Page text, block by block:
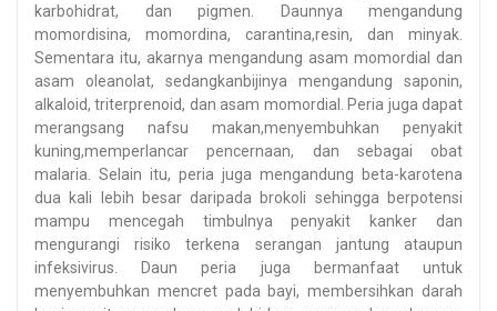
karbohidrat, dan pigmen. Daunnya mengandung
momordisina, momordina, carantina,resin, dan minyak.
Sementara itu, akarnya mengandung asam momordial dan
asam oleanolat, sedangkanbijinya mengandung saponin,
alkaloid, triterprenoid, dan asam momordial. Peria juga dapat
merangsang nafsu makan,menyembuhkan penyakit
kuning,memperlancar pencernaan, dan sebagai obat
malaria. Selain itu, peria juga mengandung beta-karotena
dua kali lebih besar daripada brokoli sehingga berpotensi
mampu mencegah timbulnya penyakit kanker dan
mengurangi risiko terkena serangan jantung ataupun
infeksivirus. Daun peria juga bermanfaat untuk
menyembuhkan mencret pada bayi, membersihkan darah